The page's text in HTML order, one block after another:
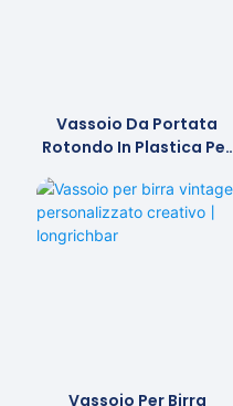
Vassoio Da Portata
Rotondo In Plastica Per
Vassoio Per Birra